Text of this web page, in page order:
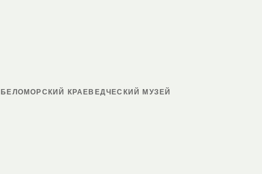
БЕЛОМОРСКИЙ КРАЕВЕДЧЕСКИЙ МУЗЕЙ